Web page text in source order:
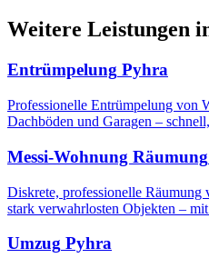
Weitere Leistungen
Entrümpelung Pyhra
Professionelle Entrümpelung von
Dachböden und Garagen –
Messi-Wohnung Räumung
Diskrete, professionelle Räumung
stark verwahrlosten Objekten –
Umzug Pyhra